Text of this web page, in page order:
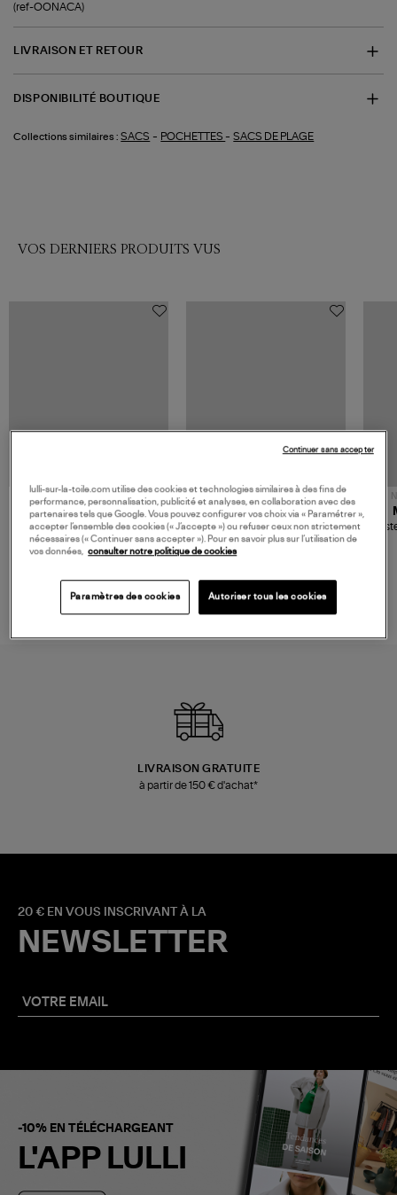
(ref-OONACA)
LIVRAISON ET RETOUR
DISPONIBILITÉ BOUTIQUE
Collections similaires : SACS - POCHETTES -SACS DE PLAGE
VOS DERNIERS PRODUITS VUS
480,00 €
JEROME DREYFUSS
Sac Bobi S Cuir Lamé
Champagne
NOUVELLE COLLECTION
189,00 €
TORAL
Mocassins Killian Sport
Mousse
LIVRAISON GRATUITE
à partir de 150 € d'achat*
20 € EN VOUS INSCRIVANT À LA
NEWSLETTER
-10% EN TÉLÉCHARGEANT
L'APP LULLI
lulli-sur-la-toile.com utilise des cookies et technologies similaires à des fins de
performance, personnalisation, publicité et analyses, en collaboration avec des
partenaires tels que Google. Vous pouvez configurer vos choix via « Paramétrer »,
accepter l’ensemble des cookies (« J’accepte ») ou refuser ceux non strictement
nécessaires (« Continuer sans accepter »). Pour en savoir plus sur l’utilisation de
vos données, consulter notre politique de cookies
Paramètres des cookies Autoriser tous les cookies
Continuer sans accepter